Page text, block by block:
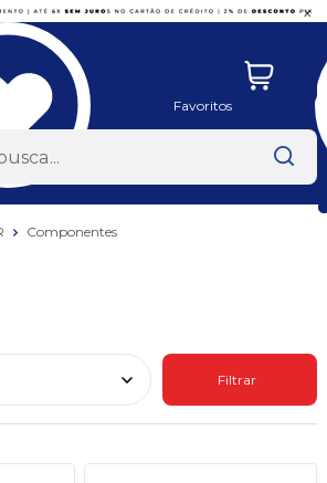
x
Favoritos
Componentes
Filtrar